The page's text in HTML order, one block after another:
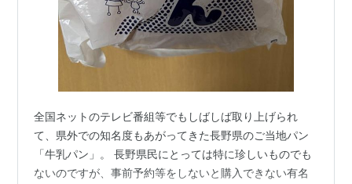
全国ネットのテレビ番組等でもしばしば取り上げられ
て、県外での知名度もあがってきた長野県のご当地パン
「牛乳パン」。 長野県民にとっては特に珍しいものでも
ないのですが、事前予約等をしないと購入できない有名